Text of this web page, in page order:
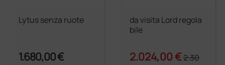
Lytus senza ruote
1.680,00 €
da visita Lord regola
bile
2.024,00 €2.30